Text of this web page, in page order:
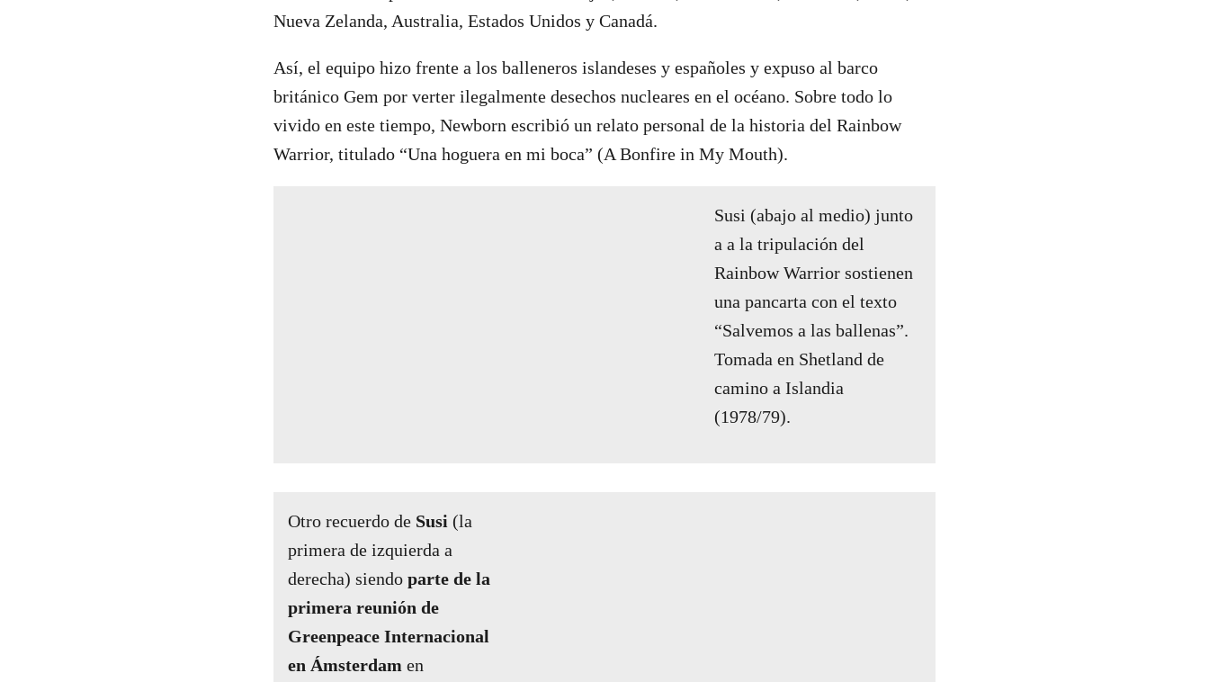
Nueva Zelanda, Australia, Estados Unidos y Canadá.
Así, el equipo hizo frente a los balleneros islandeses y españoles y expuso al barco
británico Gem por verter ilegalmente desechos nucleares en el océano. Sobre todo lo
vivido en este tiempo, Newborn escribió un relato personal de la historia del Rainbow
Warrior, titulado “Una hoguera en mi boca” (A Bonfire in My Mouth).
Susi (abajo al medio) junto
a a la tripulación del
Rainbow Warrior sostienen
una pancarta con el texto
“Salvemos a las ballenas”.
Tomada en Shetland de
camino a Islandia
(1978/79).
Otro recuerdo de Susi (la
primera de izquierda a
derecha) siendo parte de la
primera reunión de
Greenpeace Internacional
en Ámsterdam en